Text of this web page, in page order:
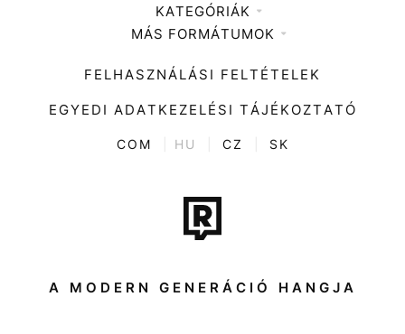
Médiaajánlat
KATEGÓRIÁK
Zene
Divat
Kultúra
ENTR
Tech-Tudomány
Sport
Társadalom
MÁS FORMÁTUMOK
FELHASZNÁLÁSI FELTÉTELEK
EGYEDI ADATKEZELÉSI TÁJÉKOZTATÓ
COM HU CZ SK
A MODERN GENERÁCIÓ HANGJA